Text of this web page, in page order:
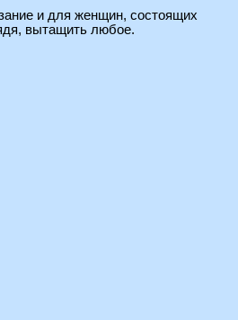
и для женщин, состоящих
вытащить любое.